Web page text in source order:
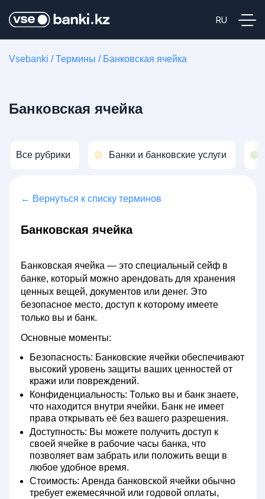
Vsebanki /Термины / Банковская ячейка
Банковская ячейка
Все рубрики Банки и банковские услуги
← Вернуться к списку терминов
Банковская ячейка
Банковская ячейка — это специальный сейф в
банке, который можно арендовать для хранения
ценных вещей, документов или денег. Это
безопасное место, доступ к которому имеете
только вы и банк.
Основные моменты:
Безопасность: Банковские ячейки обеспечивают
высокий уровень защиты ваших ценностей от
кражи или повреждений.
Конфиденциальность: Только вы и банк знаете,
что находится внутри ячейки. Банк не имеет
права открывать её без вашего разрешения.
Доступность: Вы можете получить доступ к
своей ячейке в рабочие часы банка, что
позволяет вам забрать или положить вещи в
любое удобное время.
Стоимость: Аренда банковской ячейки обычно
требует ежемесячной или годовой оплаты,